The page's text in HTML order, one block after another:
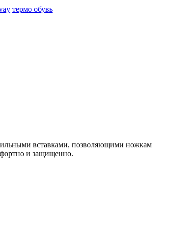
термо обувь
вставками, позволяющими ножкам
и защищенно.